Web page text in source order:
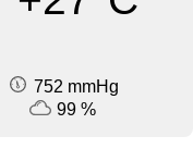
752 mmHg
99 %